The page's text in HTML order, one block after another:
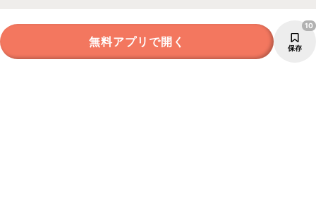
無料アプリで開く 保存
10